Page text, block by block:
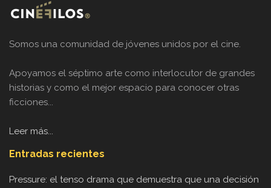
Somos una comunidad de jóvenes unidos por el cine.
Apoyamos el séptimo arte como interlocutor de grandes
historias y como el mejor espacio para conocer otras
ficciones...
Leer más...
Entradas recientes
Pressure: el tenso drama que demuestra que una decisión